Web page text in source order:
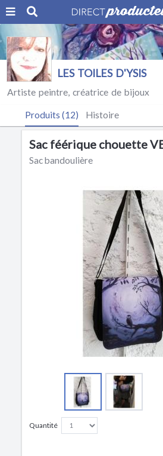
LES TOILES D'YSIS
Artiste peintre, créatrice de bijoux
Produits (12) Histoire
Sac féérique chouette
Sac bandoulière
Quantité